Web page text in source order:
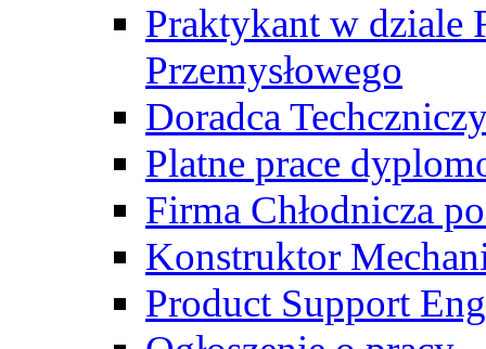
Praktykant w dziale
Przemysłowego
Doradca
Platne prace
Firma Chłodnicza
Konstruktor
Product Support